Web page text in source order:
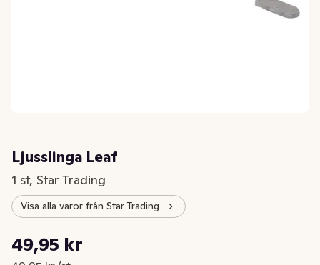
Ljusslinga Leaf
1 st, Star Trading
Visa alla varor från Star Trading
Nuvarande pris är: 49,95 kr
49,95 kr
Styckpris: 49,95 kr /st